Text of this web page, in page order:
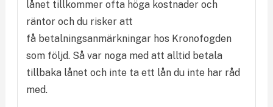
lånet tillkommer ofta höga kostnader och
räntor och du risker att
få betalningsanmärkningar hos Kronofogden
som följd. Så var noga med att alltid betala
tillbaka lånet och inte ta ett lån du inte har råd
med.